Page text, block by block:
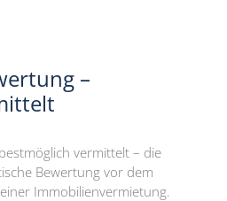
–
vermittelt – die
Bewertung vor dem
Immobilienvermietung.